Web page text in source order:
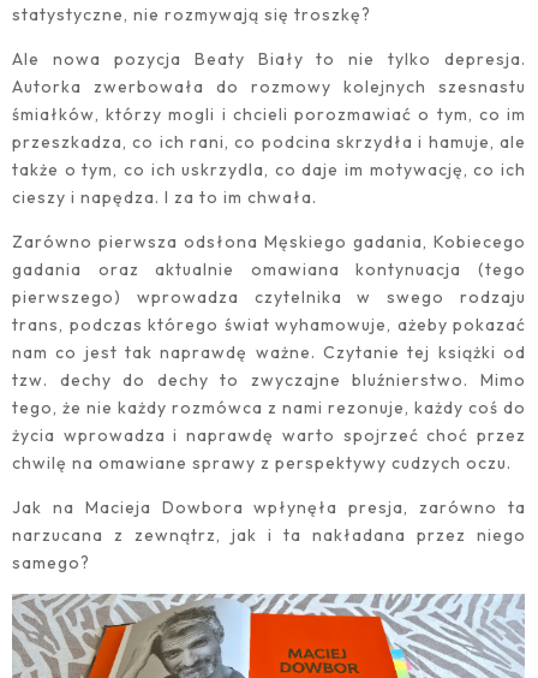
statystyczne, nie rozmywają się troszkę?
Ale nowa pozycja Beaty Biały to nie tylko depresja.
Autorka zwerbowała do rozmowy kolejnych szesnastu
śmiałków, którzy mogli i chcieli porozmawiać o tym, co im
przeszkadza, co ich rani, co podcina skrzydła i hamuje, ale
także o tym, co ich uskrzydla, co daje im motywację, co ich
cieszy i napędza. I za to im chwała.
Zarówno pierwsza odsłona Męskiego gadania, Kobiecego
gadania oraz aktualnie omawiana kontynuacja (tego
pierwszego) wprowadza czytelnika w swego rodzaju
trans, podczas którego świat wyhamowuje, ażeby pokazać
nam co jest tak naprawdę ważne. Czytanie tej książki od
tzw. dechy do dechy to zwyczajne bluźnierstwo. Mimo
tego, że nie każdy rozmówca z nami rezonuje, każdy coś do
życia wprowadza i naprawdę warto spojrzeć choć przez
chwilę na omawiane sprawy z perspektywy cudzych oczu.
Jak na Macieja Dowbora wpłynęła presja, zarówno ta
narzucana z zewnątrz, jak i ta nakładana przez niego
samego?